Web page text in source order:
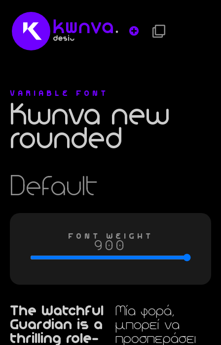
VARIABLE FONT
Kwnva new
rounded
Default
FONT WEIGHT
900
The Watchful
Guardian is a
thrilling role-
Μία φορά,
μπορεί να
προσπεράσει